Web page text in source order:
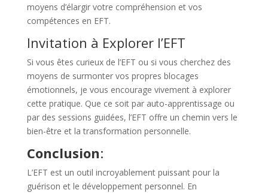
moyens d’élargir votre compréhension et vos
compétences en EFT.
Invitation à Explorer l’EFT
Si vous êtes curieux de l’EFT ou si vous cherchez des
moyens de surmonter vos propres blocages
émotionnels, je vous encourage vivement à explorer
cette pratique. Que ce soit par auto-apprentissage ou
par des sessions guidées, l’EFT offre un chemin vers le
bien-être et la transformation personnelle.
Conclusion:
L’EFT est un outil incroyablement puissant pour la
guérison et le développement personnel. En